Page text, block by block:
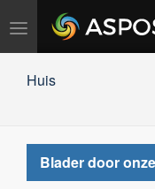
Navigation
umschalten
Huis
Blader door